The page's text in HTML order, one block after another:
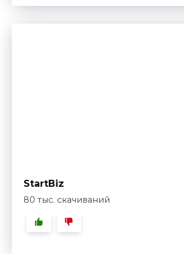
StartBiz
80 тыс. скачиваний